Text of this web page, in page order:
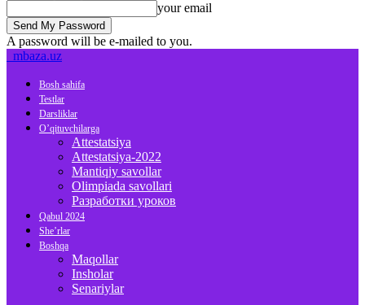
your email
A password will be e-mailed to you.
mbaza.uz
Bosh sahifa
Testlar
Darsliklar
O’qituvchilarga
Attestatsiya
Attestatsiya-2022
Mantiqiy savollar
Olimpiada savollari
Разработки уроков
Qabul 2024
She’rlar
Boshqa
Maqollar
Insholar
Senariylar